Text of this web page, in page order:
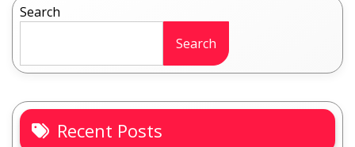
Search
Search
Recent Posts